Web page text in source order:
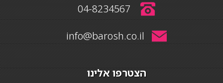
04-8234567
info@barosh.co.il
הצטרפו אלינו